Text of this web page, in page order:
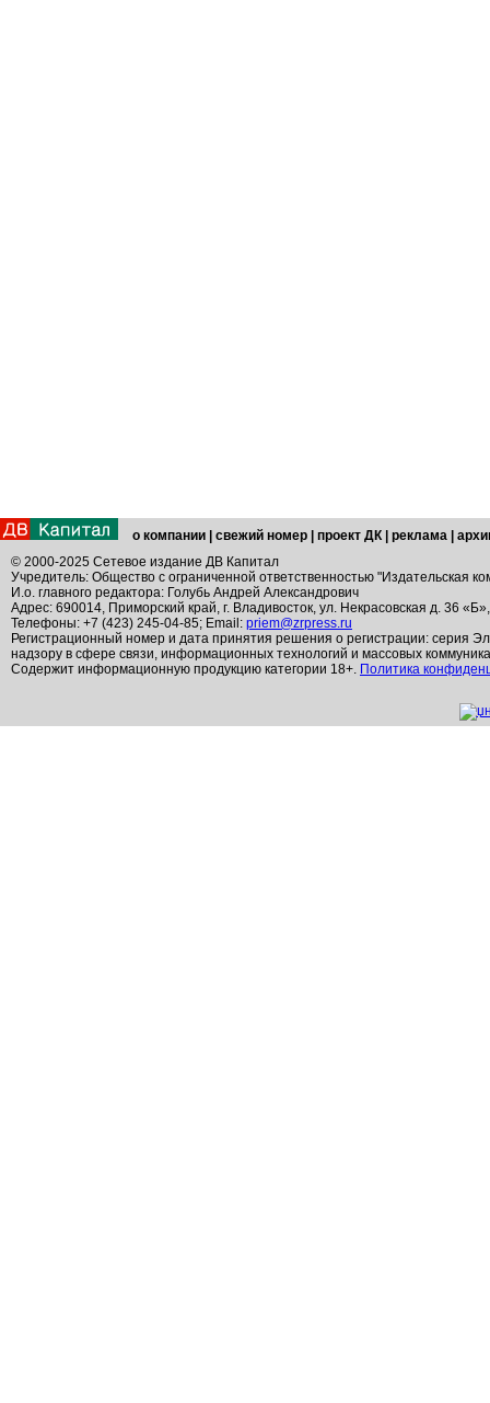
о компании свежий номер проект ДК реклама
© 2000-2025 Сетевое издание ДВ Капитал
Учредитель: Общество с ограниченной ответственностью "Издательская
И.о. главного редактора: Голубь Андрей Александрович
Адрес: 690014, Приморский край, г. Владивосток, ул. Некрасовская д. 36
Телефоны: +7 (423) 245-04-85; Email: priem@zrpress.ru
Регистрационный номер и дата принятия решения о регистрации: серия
надзору в сфере связи, информационных технологий и массовых
Содержит информационную продукцию категории 18+. Политика